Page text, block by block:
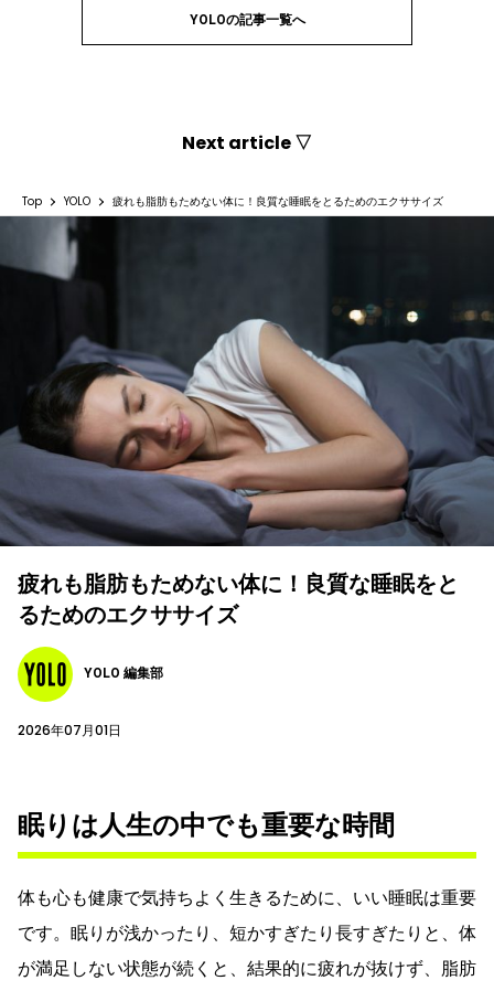
YOLOの記事一覧へ
Next article ▽
Top YOLO 疲れも脂肪もためない体に！良質な睡眠をとるためのエクササイズ
疲れも脂肪もためない体に！良質な睡眠をと
るためのエクササイズ
YOLO 編集部
2026年07月01日
眠りは人生の中でも重要な時間
体も心も健康で気持ちよく生きるために、いい睡眠は重要
です。眠りが浅かったり、短かすぎたり長すぎたりと、体
が満足しない状態が続くと、結果的に疲れが抜けず、脂肪